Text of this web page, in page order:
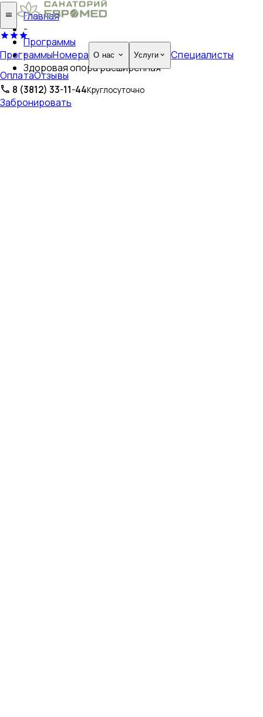
ПрограммыНомера О нас Услуги
Специалисты
ОплатаОтзывы
8 (3812) 33-11-44Круглосуточно
Забронировать
Главная
-
Программы
-
Здоровая опора расширенная